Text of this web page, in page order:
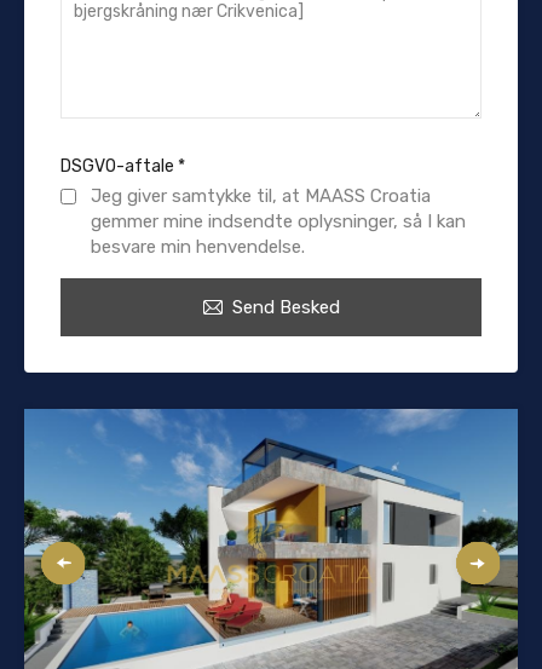
DSGVO-aftale *
Jeg giver samtykke til, at MAASS Croatia
gemmer mine indsendte oplysninger, så I kan
besvare min henvendelse.
Send Besked